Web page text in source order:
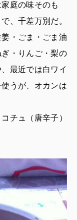
庭の味そのも
、千差万別だ。
・ごま・ごま油
・りんご・梨の
最近では白ワイ
うが、オカンは
チュ（唐辛子）